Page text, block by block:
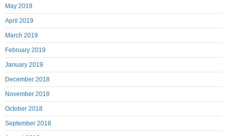
May 2019
April 2019
March 2019
February 2019
January 2019
December 2018
November 2018
October 2018
September 2018